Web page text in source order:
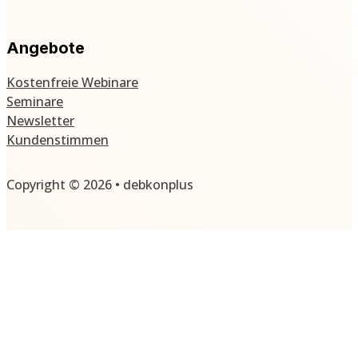
Angebote
Kostenfreie Webinare
Seminare
Newsletter
Kundenstimmen
Copyright © 2026 • debkonplus